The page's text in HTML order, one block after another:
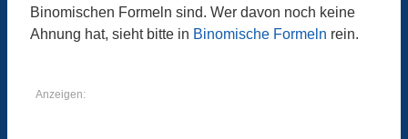
Binomischen Formeln sind. Wer davon noch keine
Ahnung hat, sieht bitte in Binomische Formeln rein.
Anzeigen: